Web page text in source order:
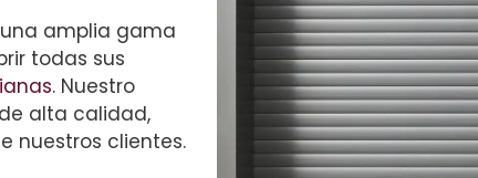
amplia gama
todas sus
. Nuestro
alta calidad,
nuestros clientes.